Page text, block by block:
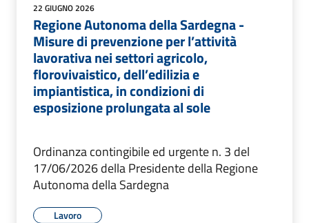
22 GIUGNO 2026
Regione Autonoma della Sardegna -
Misure di prevenzione per l’attività
lavorativa nei settori agricolo,
florovivaistico, dell’edilizia e
impiantistica, in condizioni di
esposizione prolungata al sole
Ordinanza contingibile ed urgente n. 3 del
17/06/2026 della Presidente della Regione
Autonoma della Sardegna
Lavoro